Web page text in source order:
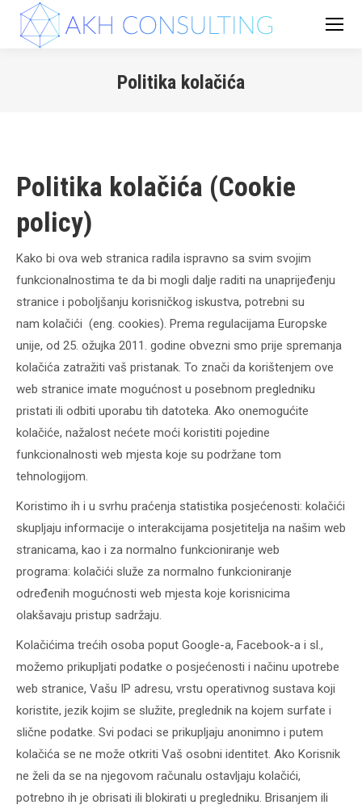
Politika kolačića
Politika kolačića (Cookie
policy)
Kako bi ova web stranica radila ispravno sa svim svojim
funkcionalnostima te da bi mogli dalje raditi na unaprijeđenju
stranice i poboljšanju korisničkog iskustva, potrebni su
nam kolačići (eng. cookies). Prema regulacijama Europske
unije, od 25. ožujka 2011. godine obvezni smo prije spremanja
kolačića zatražiti vaš pristanak. To znači da korištenjem ove
web stranice imate mogućnost u posebnom pregledniku
pristati ili odbiti uporabu tih datoteka. Ako onemogućite
kolačiće, nažalost nećete moći koristiti pojedine
funkcionalnosti web mjesta koje su podržane tom
tehnologijom.
Koristimo ih i u svrhu praćenja statistika posjećenosti: kolačići
skupljaju informacije o interakcijama posjetitelja na našim web
stranicama, kao i za normalno funkcioniranje web
programa: kolačići služe za normalno funkcioniranje
određenih mogućnosti web mjesta koje korisnicima
olakšavaju pristup sadržaju.
Kolačićima trećih osoba poput Google-a, Facebook-a i sl.,
možemo prikupljati podatke o posjećenosti i načinu upotrebe
web stranice, Vašu IP adresu, vrstu operativnog sustava koji
koristite, jezik kojim se služite, preglednik na kojem surfate i
slične podatke. Svi podaci se prikupljaju anonimno i putem
kolačića se ne može otkriti Vaš osobni identitet. Ako Korisnik
ne želi da se na njegovom računalu ostavljaju kolačići,
potrebno ih je obrisati ili blokirati u pregledniku. Brisanjem ili